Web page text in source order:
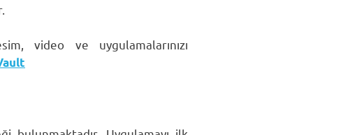
video ve uygulamalarınızı